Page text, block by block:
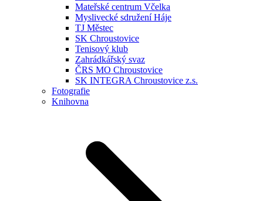
Mateřské centrum Včelka
Myslivecké sdružení Háje
TJ Městec
SK Chroustovice
Tenisový klub
Zahrádkářský svaz
ČRS MO Chroustovice
SK INTEGRA Chroustovice z.s.
Fotografie
Knihovna